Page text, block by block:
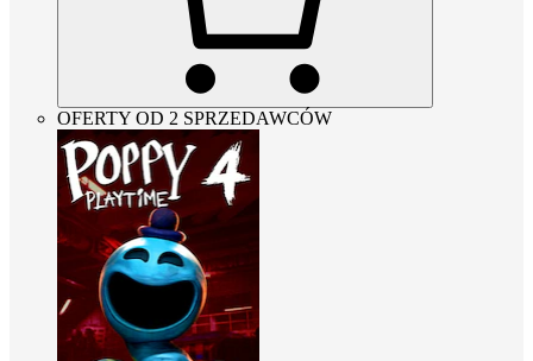
OFERTY OD 2 SPRZEDAWCÓW